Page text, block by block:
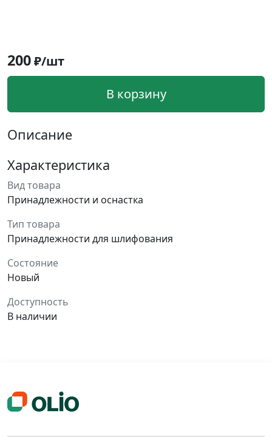
200₽/шт
В корзину
Описание
Характеристика
Вид товара
Принадлежности и оснастка
Тип товара
Принадлежности для шлифования
Состояние
Новый
Доступность
В наличии